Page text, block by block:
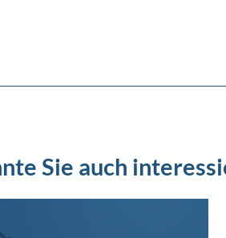
Sie auch